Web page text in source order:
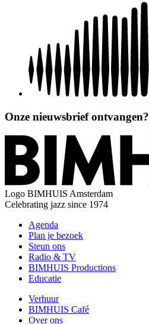
Onze nieuwsbrief ontvangen?
Logo BIMHUIS Amsterdam
Celebrating jazz since 1974
Agenda
Plan je bezoek
Steun ons
Radio & TV
BIMHUIS Productions
Educatie
Verhuur
BIMHUIS Café
Over ons